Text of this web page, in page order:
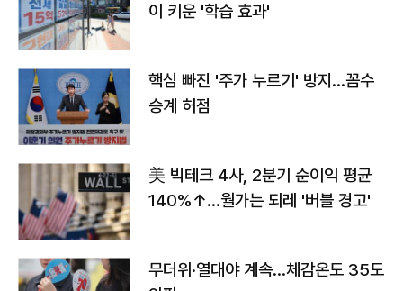
이 키운 '학습 효과'
핵심 빠진 '주가 누르기' 방지…꼼수
승계 허점
美 빅테크 4사, 2분기 순이익 평균
140%↑…월가는 되레 '버블 경고'
무더위·열대야 계속…체감온도 35도